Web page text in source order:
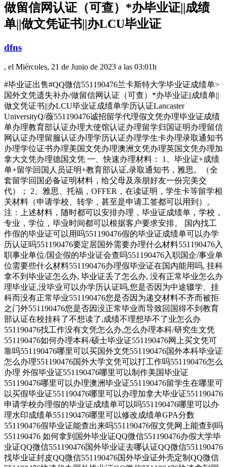
做留信网认证（可查）*办毕业证||成绩
单||做文凭证书||办LCU毕业证
dfns
, el Miércoles, 21 de Junio de 2023 a las 03:01h
#毕业证出售#QQ微信551190476兰卡斯特大学毕业证成绩单>
国外文凭遗失补办/做留信网认证（可查）*办毕业证||成绩单||
做文凭证书||办LCU毕业证成绩单学历认证Lancaster
UniversityQ/薇551190476诚招留学代理假文凭办理毕业证成绩
单办理教育部认证办理大使馆认证办理留学归国证明办理留信
网认证办理留服认证办理学历认证办理学生卡办理录取通知书
办理学位证书办理美国文凭办理澳洲文凭办理英国文凭办理加
拿大文凭办理德国文凭 一、快速办理材料： 1、毕业证+成绩
单+留学回国人员证明+教育部认证,录取通知书，雅思。（全
套留学回国必备证明材料，给父母及亲朋好友一份完美交
代）； 2、雅思、托福，OFFER，在读证明，学生卡等留学相
关材料（申请学校、转学，甚至是申请工签都可以用到）。
注：上述材料，随时都可以安排办理，毕业证成绩单，学校，
专业，学位，毕业时间都可以根据客户要求安排。 国内找工
作假的毕业证可以用吗551190476假的毕业证成绩单可以办学
历认证吗551190476要定居国外需要办理什么材料551190476入
职事业单位/国企假的毕业证会查吗551190476入职国企/事业单
位需要些什么材料551190476办理假毕业证在国内能用吗, 挂科
拿不到毕业证怎么办, 毕业证丢了怎么办, 没有正常毕业怎么办
理毕业证,没毕业可以办学历认证吗,您是否因为中途辍学、挂
科而没有正常毕业551190476您是否因为递交材料不齐而被拒
之门外551190476您是否因没正常毕业而导致回国得不到教育
部认证在校挂科了不想读了,成绩不理想毕不了业怎么办
551190476找工作没有文凭怎么办,怎么办理本科/研究生文凭
551190476如何办理本科/硕士毕业证551190476网上买文凭可
靠吗551190476哪里可以买国外文凭551190476国外本科毕业证
怎么办理551190476国外大学文凭可以打工作吗551190476怎么
办理 外假毕业证551190476哪里可以制作美国毕业证
551190476哪里可以办理澳洲毕业证551190476留学生在哪里可
以买假毕业证551190476哪里可以办理加拿大毕业证551190476
申请学校办理假的毕业证成绩单可以吗551190476哪里可以办
理水印成绩单551190476哪里可以修改成绩单GPA分数
551190476假毕业证能查出来吗551190476假文凭网上能查到吗
551190476 如何拿到国外毕业证QQ微信551190476办假大学毕
业证QQ微信551190476国外毕业证去哪认证QQ微信551190476
找毕业证封皮QQ微信551190476国外毕业证外壳定制QQ微信